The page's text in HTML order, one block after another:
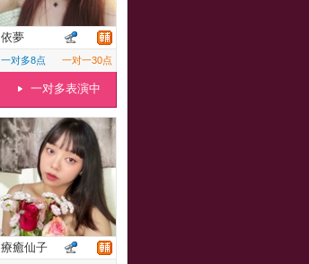
依夢
一对多8点 一对一30点
一对多表演中
療癒仙子